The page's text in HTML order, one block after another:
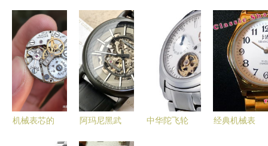
时间中的匠
人艺术
美学与工艺
评测 原装
日本8205
机芯与蓝宝
石镜面的硬
核组合
瑞士手表
男士全自动
机械表 男
表日历防水
镶钻】价格
_厂家 - 中
机械表芯的
阿玛尼黑武
中华陀飞轮
经典机械表